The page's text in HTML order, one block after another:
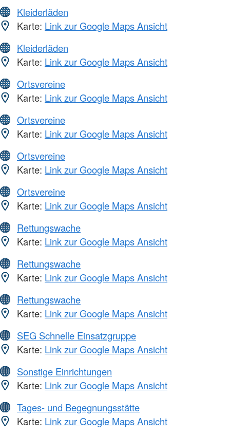
Kleiderläden
Karte: Link zur Google Maps Ansicht
Kleiderläden
Karte: Link zur Google Maps Ansicht
Ortsvereine
Karte: Link zur Google Maps Ansicht
Ortsvereine
Karte: Link zur Google Maps Ansicht
Ortsvereine
Karte: Link zur Google Maps Ansicht
Ortsvereine
Karte: Link zur Google Maps Ansicht
Rettungswache
Karte: Link zur Google Maps Ansicht
Rettungswache
Karte: Link zur Google Maps Ansicht
Rettungswache
Karte: Link zur Google Maps Ansicht
SEG Schnelle Einsatzgruppe
Karte: Link zur Google Maps Ansicht
Sonstige Einrichtungen
Karte: Link zur Google Maps Ansicht
Tages- und Begegnungsstätte
Karte: Link zur Google Maps Ansicht